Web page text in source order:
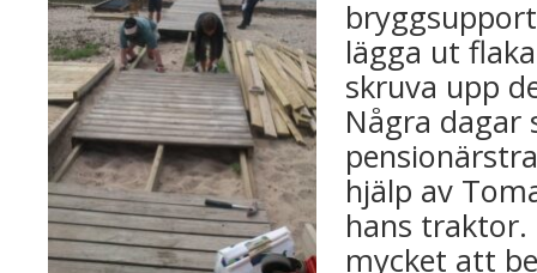
lägga ut
skruva upp
Några dagar
hjälp av
hans traktor.
mycket att